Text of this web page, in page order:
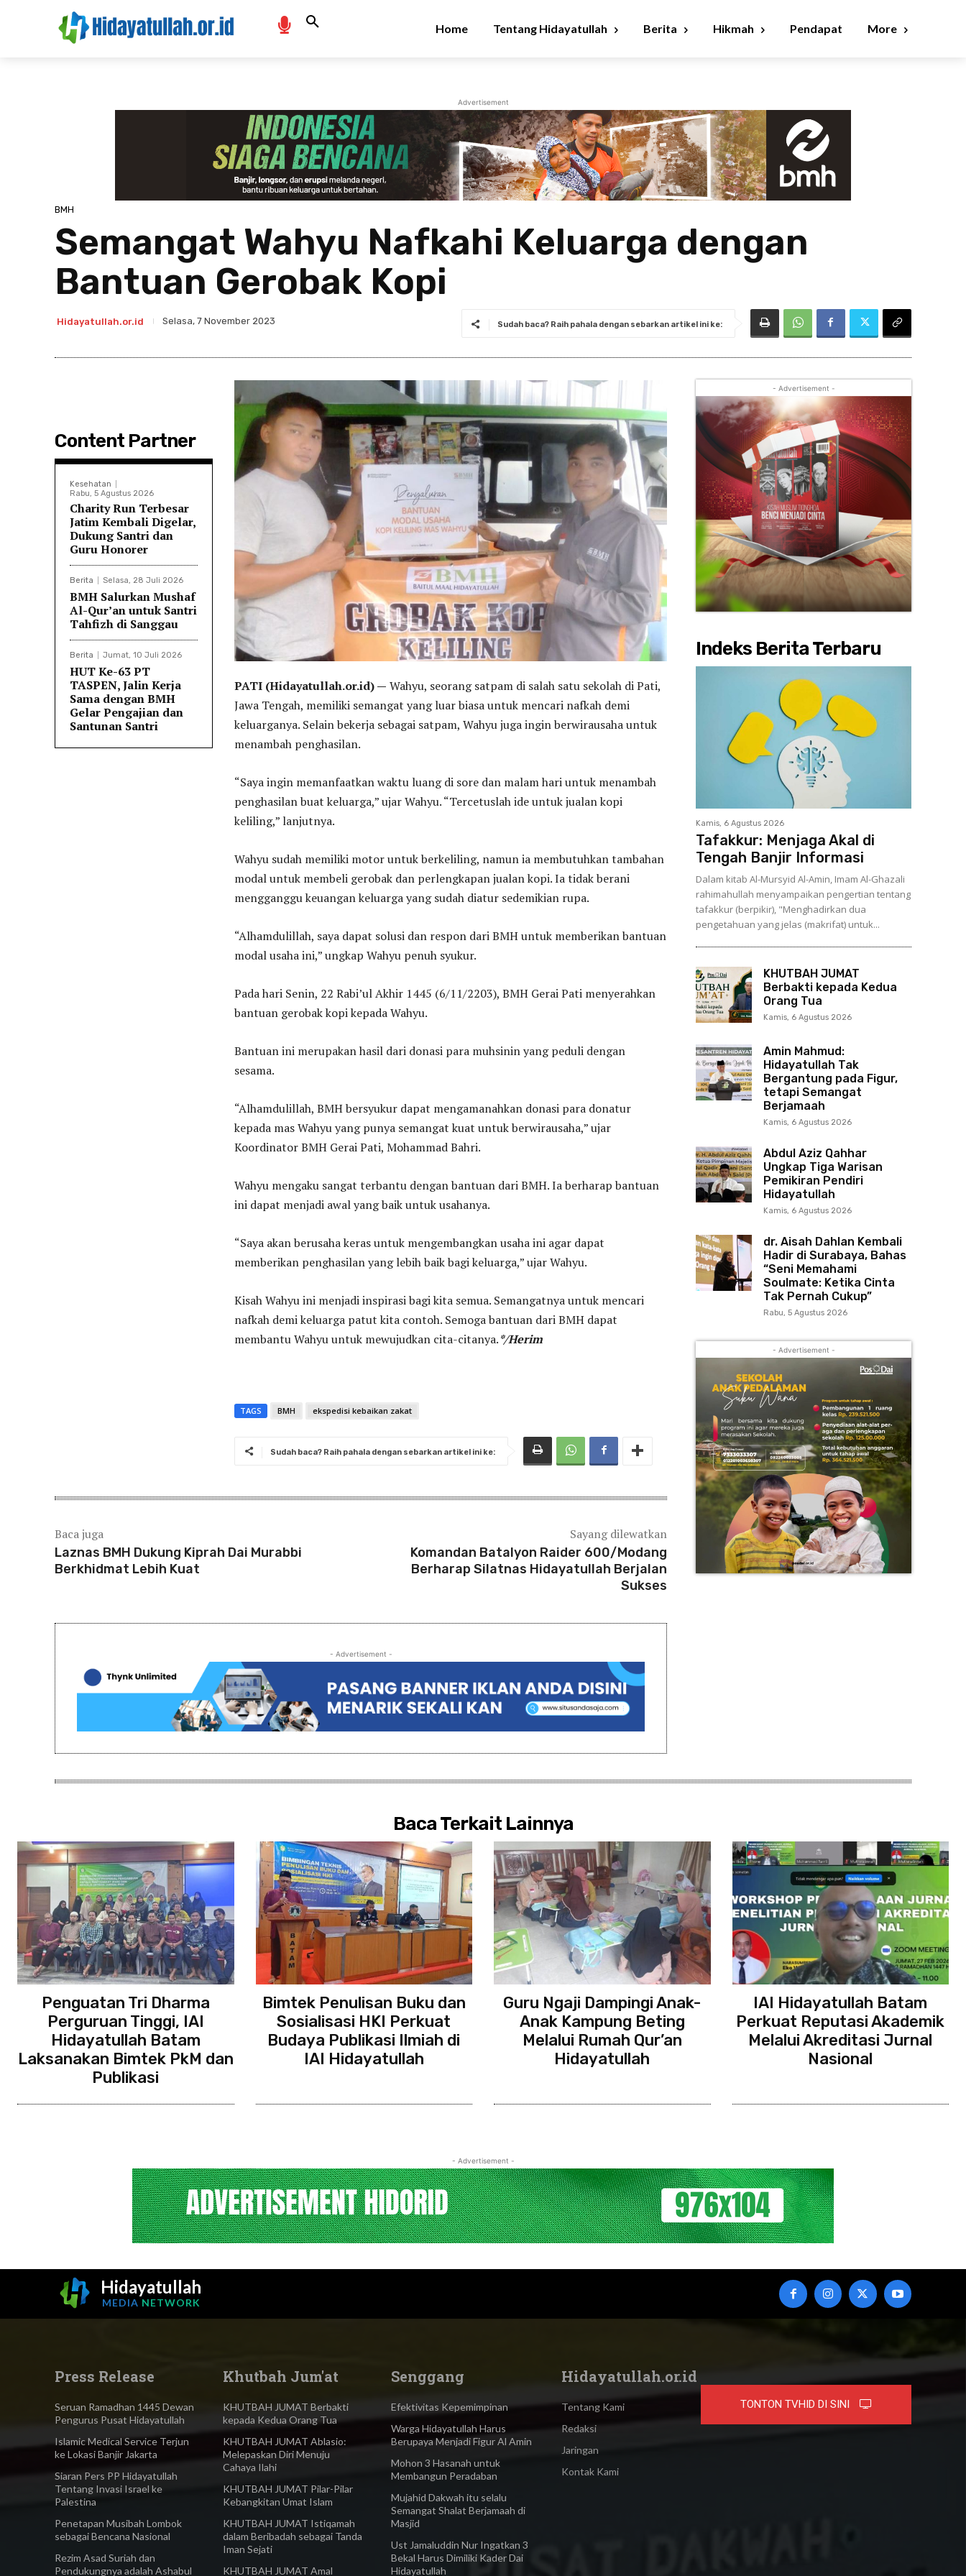
Home Tentang Hidayatullah Berita Hikmah Pendapat More
Advertisement
BMH
Semangat Wahyu Nafkahi Keluarga dengan
Bantuan Gerobak Kopi
Hidayatullah.or.id Selasa, 7 November 2023 Sudah baca? Raih pahala dengan sebarkan artikel ini ke:
Content Partner
Kesehatan
Rabu, 5 Agustus 2026
Charity Run Terbesar
Jatim Kembali Digelar,
Dukung Santri dan
Guru Honorer
Berita Selasa, 28 Juli 2026
BMH Salurkan Mushaf
Al-Qur’an untuk Santri
Tahfizh di Sanggau
Berita Jumat, 10 Juli 2026
HUT Ke-63 PT
TASPEN, Jalin Kerja
Sama dengan BMH
Gelar Pengajian dan
Santunan Santri
PATI (Hidayatullah.or.id) — Wahyu, seorang satpam di salah satu sekolah di Pati,
Jawa Tengah, memiliki semangat yang luar biasa untuk mencari nafkah demi
keluarganya. Selain bekerja sebagai satpam, Wahyu juga ingin berwirausaha untuk
menambah penghasilan.
“Saya ingin memanfaatkan waktu luang di sore dan malam hari untuk menambah
penghasilan buat keluarga,” ujar Wahyu. “Tercetuslah ide untuk jualan kopi
keliling,” lanjutnya.
Wahyu sudah memiliki motor untuk berkeliling, namun ia membutuhkan tambahan
modal untuk membeli gerobak dan perlengkapan jualan kopi. Ia tidak berani
mengganggu keuangan keluarga yang sudah diatur sedemikian rupa.
“Alhamdulillah, saya dapat solusi dan respon dari BMH untuk memberikan bantuan
modal usaha ini,” ungkap Wahyu penuh syukur.
Pada hari Senin, 22 Rabi’ul Akhir 1445 (6/11/2203), BMH Gerai Pati menyerahkan
bantuan gerobak kopi kepada Wahyu.
Bantuan ini merupakan hasil dari donasi para muhsinin yang peduli dengan
sesama.
“Alhamdulillah, BMH bersyukur dapat mengamanahkan donasi para donatur
kepada mas Wahyu yang punya semangat kuat untuk berwirausaha,” ujar
Koordinator BMH Gerai Pati, Mohammad Bahri.
Wahyu mengaku sangat terbantu dengan bantuan dari BMH. Ia berharap bantuan
ini dapat menjadi awal yang baik untuk usahanya.
“Saya akan berusaha keras untuk mengembangkan usaha ini agar dapat
memberikan penghasilan yang lebih baik bagi keluarga,” ujar Wahyu.
Kisah Wahyu ini menjadi inspirasi bagi kita semua. Semangatnya untuk mencari
nafkah demi keluarga patut kita contoh. Semoga bantuan dari BMH dapat
membantu Wahyu untuk mewujudkan cita-citanya.*/Herim
TAGS BMH ekspedisi kebaikan zakat
Sudah baca? Raih pahala dengan sebarkan artikel ini ke:
Baca juga
Laznas BMH Dukung Kiprah Dai Murabbi
Berkhidmat Lebih Kuat
Sayang dilewatkan
Komandan Batalyon Raider 600/Modang
Berharap Silatnas Hidayatullah Berjalan
Sukses
- Advertisement -
- Advertisement -
Indeks Berita Terbaru
Kamis, 6 Agustus 2026
Tafakkur: Menjaga Akal di
Tengah Banjir Informasi
Dalam kitab Al-Mursyid Al-Amin, Imam Al-Ghazali
rahimahullah menyampaikan pengertian tentang
tafakkur (berpikir), "Menghadirkan dua
pengetahuan yang jelas (makrifat) untuk...
KHUTBAH JUMAT
Berbakti kepada Kedua
Orang Tua
Kamis, 6 Agustus 2026
Amin Mahmud:
Hidayatullah Tak
Bergantung pada Figur,
tetapi Semangat
Berjamaah
Kamis, 6 Agustus 2026
Abdul Aziz Qahhar
Ungkap Tiga Warisan
Pemikiran Pendiri
Hidayatullah
Kamis, 6 Agustus 2026
dr. Aisah Dahlan Kembali
Hadir di Surabaya, Bahas
“Seni Memahami
Soulmate: Ketika Cinta
Tak Pernah Cukup”
Rabu, 5 Agustus 2026
- Advertisement -
Baca Terkait Lainnya
Penguatan Tri Dharma
Perguruan Tinggi, IAI
Hidayatullah Batam
Laksanakan Bimtek PkM dan
Publikasi
Bimtek Penulisan Buku dan
Sosialisasi HKI Perkuat
Budaya Publikasi Ilmiah di
IAI Hidayatullah
Guru Ngaji Dampingi Anak-
Anak Kampung Beting
Melalui Rumah Qur’an
Hidayatullah
IAI Hidayatullah Batam
Perkuat Reputasi Akademik
Melalui Akreditasi Jurnal
Nasional
- Advertisement -
Hidayatullah
MEDIA NETWORK
Press Release
Seruan Ramadhan 1445 Dewan
Pengurus Pusat Hidayatullah
Islamic Medical Service Terjun
ke Lokasi Banjir Jakarta
Siaran Pers PP Hidayatullah
Tentang Invasi Israel ke
Palestina
Penetapan Musibah Lombok
sebagai Bencana Nasional
Rezim Asad Suriah dan
Pendukungnya adalah Ashabul
Khutbah Jum'at
KHUTBAH JUMAT Berbakti
kepada Kedua Orang Tua
KHUTBAH JUMAT Ablasio:
Melepaskan Diri Menuju
Cahaya Ilahi
KHUTBAH JUMAT Pilar-Pilar
Kebangkitan Umat Islam
KHUTBAH JUMAT Istiqamah
dalam Beribadah sebagai Tanda
Iman Sejati
KHUTBAH JUMAT Amal
Senggang
Efektivitas Kepemimpinan
Warga Hidayatullah Harus
Berupaya Menjadi Figur Al Amin
Mohon 3 Hasanah untuk
Membangun Peradaban
Mujahid Dakwah itu selalu
Semangat Shalat Berjamaah di
Masjid
Ust Jamaluddin Nur Ingatkan 3
Bekal Harus Dimiliki Kader Dai
Hidayatullah
Hidayatullah.or.id
Tentang Kami
Redaksi
Jaringan
Kontak Kami
TONTON TVHID DI SINI